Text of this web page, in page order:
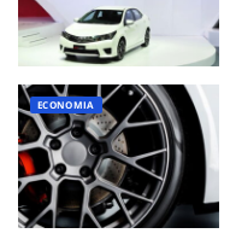
ECONOMIA